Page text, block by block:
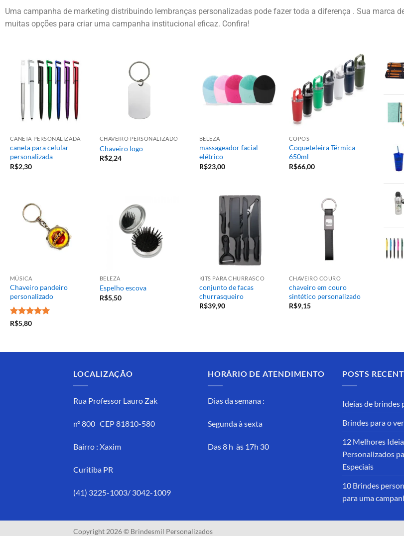
Uma campanha de marketing distribuindo lembranças personalizadas pode fazer toda a diferença . Sua marca
muitas opções para criar uma campanha institucional eficaz. Confira!
CANETA PERSONALIZADA
caneta para celular
personalizada
R$2,30
CHAVEIRO PERSONALIZADO
Chaveiro logo
R$2,24
MÚSICA
Chaveiro pandeiro
personalizado
Avaliação
R$5,80
BELEZA
Espelho escova
R$5,50
BELEZA
massageador facial
elétrico
R$23,00
COPOS
Coqueteleira Térmica
650ml
R$66,00
KITS PARA CHURRASCO
conjunto de facas
churrasqueiro
R$39,90
CHAVEIRO COURO
chaveiro em couro
sintético personalizado
R$9,15
LOCALIZAÇÃO
Rua Professor Lauro Zak
n° 800 CEP 81810-580
Bairro : Xaxim
Curitiba PR
(41) 3225-1003/ 3042-1009
HORÁRIO DE ATENDIMENTO
Dias da semana :
Segunda à sexta
Das 8 h às 17h 30
POSTS
Ideias de brindes
Brindes para o
12 Melhores
Personalizados
Especiais
10 Brindes
para uma
Copyright 2026 © Brindesmil Personalizados